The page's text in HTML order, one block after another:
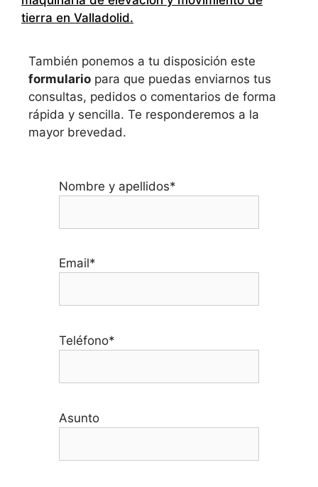
tierra en Valladolid.
También ponemos a tu disposición este
formulario para que puedas enviarnos tus
consultas, pedidos o comentarios de forma
rápida y sencilla. Te responderemos a la
mayor brevedad.
Nombre y apellidos*
Email*
Teléfono*
Asunto